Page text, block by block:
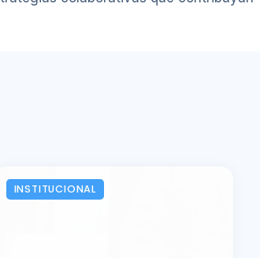
INSTITUCIONAL